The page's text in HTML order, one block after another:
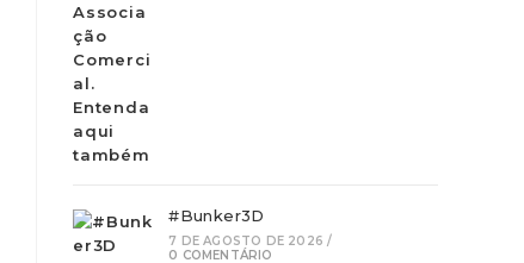
#Bunker3D
7 DE AGOSTO DE 2026 /
0 COMENTÁRIO